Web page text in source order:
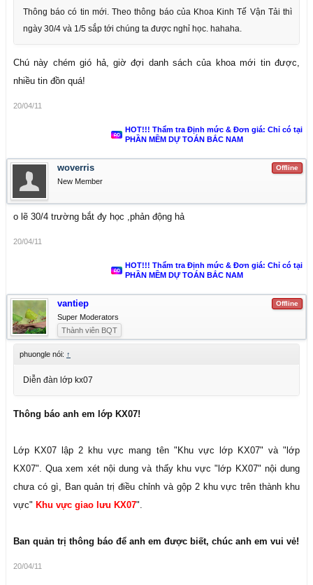
Thông báo có tin mới. Theo thông báo của Khoa Kinh Tế Vận Tải thì
ngày 30/4 và 1/5 sắp tới chúng ta được nghỉ học. hahaha.
Chú này chém gió hả, giờ đợi danh sách của khoa mới tin được,
nhiều tin đồn quá!
20/04/11
HOT!!! Thẩm tra Định mức & Đơn giá: Chỉ có tại
PHẦN MỀM DỰ TOÁN BẮC NAM
Offline
woverris
New Member
o lẽ 30/4 trường bắt đy học ,phản động hả
20/04/11
HOT!!! Thẩm tra Định mức & Đơn giá: Chỉ có tại
PHẦN MỀM DỰ TOÁN BẮC NAM
Offline
vantiep
Super Moderators
Thành viên BQT
phuongle nói: ↑
Diễn đàn lớp kx07
Thông báo anh em lớp KX07!
Lớp KX07 lập 2 khu vực mang tên "Khu vực lớp KX07" và "lớp
KX07". Qua xem xét nội dung và thấy khu vực "lớp KX07" nội dung
chưa có gì, Ban quản trị điều chỉnh và gộp 2 khu vực trên thành khu
vực" Khu vực giao lưu KX07".
Ban quản trị thông báo để anh em được biết, chúc anh em vui vẻ!
20/04/11